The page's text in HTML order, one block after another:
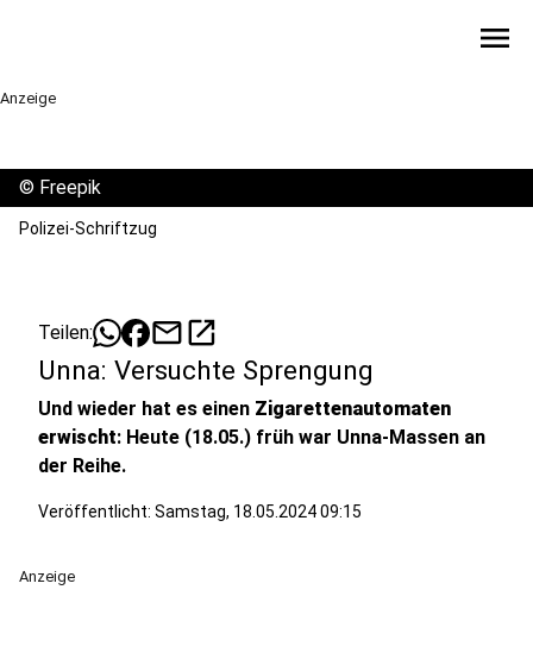
menu
Anzeige
© Freepik
Polizei-Schriftzug
Teilen: mailopen_in_new
Unna: Versuchte Sprengung
Und wieder hat es einen Zigarettenautomaten
erwischt: Heute (18.05.) früh war Unna-Massen an
der Reihe.
Veröffentlicht: Samstag, 18.05.2024 09:15
Anzeige